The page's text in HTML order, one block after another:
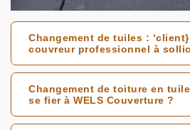
Changement de tuiles :
couvreur professionnel à
Changement de toiture en
se fier à WELS Couverture ?